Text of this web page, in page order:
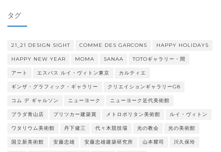
ー
タグ
21_21 DESIGN SIGHT COMME DES GARCONS HAPPY HOLIDAYS
HAPPY NEW YEAR MOMA SANAA TOTOギャラリー・間
アート エスパス ルイ・ヴィトン東京 カルティエ
ギンザ・グラフィック・ギャラリー クリエイションギャラリーG8
コム デ ギャルソン ニューヨーク ニューヨーク近代美術館
プラダ青山店 プリツカー建築賞 メトロポリタン美術館 ルイ・ヴィトン
ワタリウム美術館 丹下健三 代々木競技場 光の教会 光の美術館
国立新美術館 安藤忠雄 安藤忠雄建築研究所 山本耀司 川久保玲